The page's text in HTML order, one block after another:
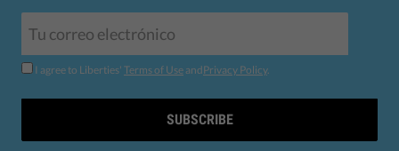
I agree to Liberties' Terms of Use andPrivacy Policy.
SUBSCRIBE